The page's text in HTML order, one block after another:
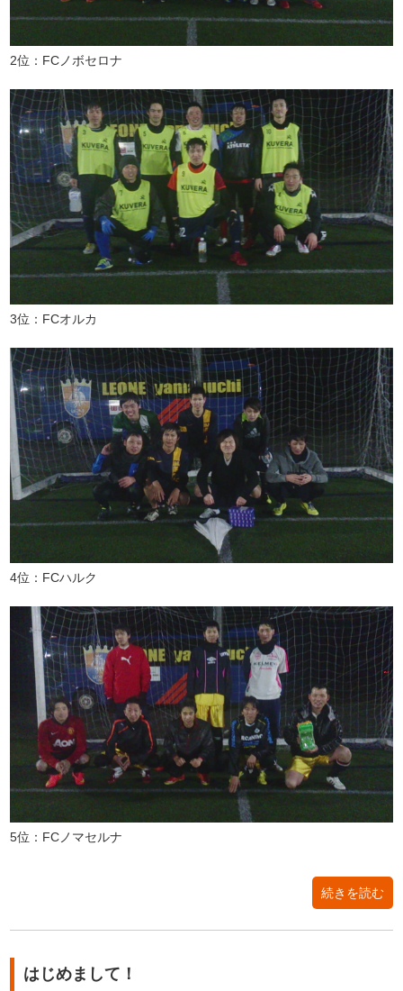
2位：FCノボセロナ
3位：FCオルカ
4位：FCハルク
5位：FCノマセルナ
続きを読む
はじめまして！